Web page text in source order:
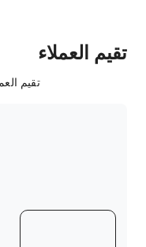
العملاء
تقيم